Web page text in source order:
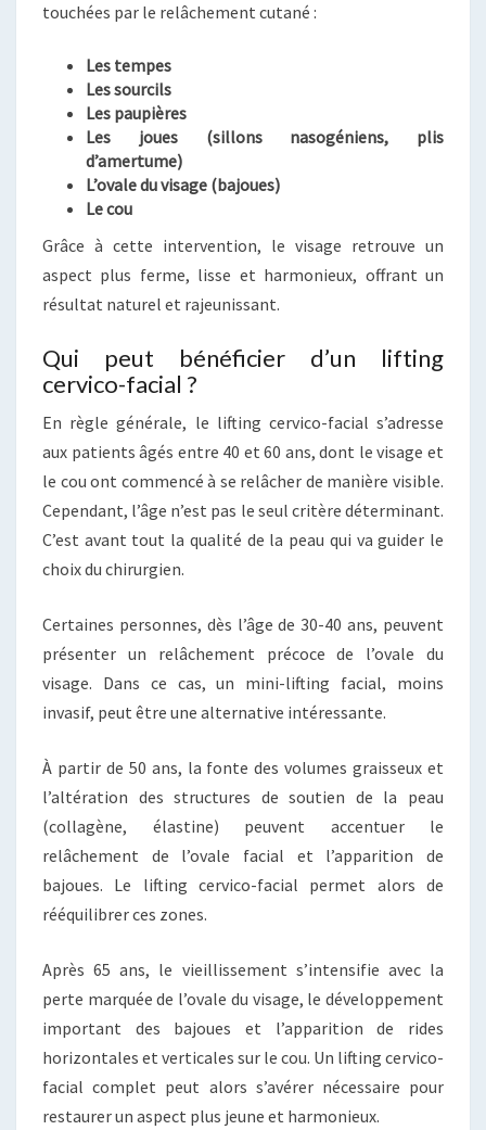
touchées par le relâchement cutané :
Les tempes
Les sourcils
Les paupières
Les joues (sillons nasogéniens, plis
d’amertume)
L’ovale du visage (bajoues)
Le cou
Grâce à cette intervention, le visage retrouve un
aspect plus ferme, lisse et harmonieux, offrant un
résultat naturel et rajeunissant.
Qui peut bénéficier d’un lifting
cervico-facial ?
En règle générale, le lifting cervico-facial s’adresse
aux patients âgés entre 40 et 60 ans, dont le visage et
le cou ont commencé à se relâcher de manière visible.
Cependant, l’âge n’est pas le seul critère déterminant.
C’est avant tout la qualité de la peau qui va guider le
choix du chirurgien.
Certaines personnes, dès l’âge de 30-40 ans, peuvent
présenter un relâchement précoce de l’ovale du
visage. Dans ce cas, un mini-lifting facial, moins
invasif, peut être une alternative intéressante.
À partir de 50 ans, la fonte des volumes graisseux et
l’altération des structures de soutien de la peau
(collagène, élastine) peuvent accentuer le
relâchement de l’ovale facial et l’apparition de
bajoues. Le lifting cervico-facial permet alors de
rééquilibrer ces zones.
Après 65 ans, le vieillissement s’intensifie avec la
perte marquée de l’ovale du visage, le développement
important des bajoues et l’apparition de rides
horizontales et verticales sur le cou. Un lifting cervico-
facial complet peut alors s’avérer nécessaire pour
restaurer un aspect plus jeune et harmonieux.